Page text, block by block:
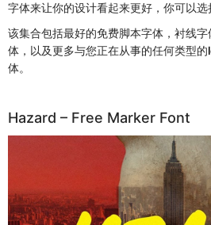
字体来让你的设计看起来更好，你可以选
该集合包括最好的免费脚本字体，衬线
体，以及更多与您正在从事的任何类型的
体。
Hazard – Free Marker Font